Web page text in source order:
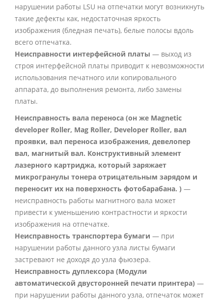
нарушении работы LSU на отпечатки могут возникнуть
такие дефекты как, недостаточная яркость
изображения (бледная печать), белые полосы вдоль
всего отпечатка.
Неисправности интерфейсной платы — выход из
строя интерфейсной платы приводит к невозможности
использования печатного или копировального
аппарата, до выполнения ремонта, либо замены
платы.
Неисправность вала переноса (он же Magnetic
developer Roller, Mag Roller, Developer Roller, вал
проявки, вал переноса изображения, девелопер
вал, магнитый вал. Конструктивный элемент
лазерного картриджа, который заряжает
микрогранулы тонера отрицательным зарядом и
переносит их на поверхность фотобарабана. ) —
неисправность работы магнитного вала может
привести к уменьшению контрастности и яркости
изображения на отпечатке.
Неисправность транспортера бумаги — при
нарушении работы данного узла листы бумаги
застревают не доходя до узла фьюзера.
Неисправность дуплексора (Модули
автоматической двусторонней печати принтера) —
при нарушении работы данного узла, отпечаток может